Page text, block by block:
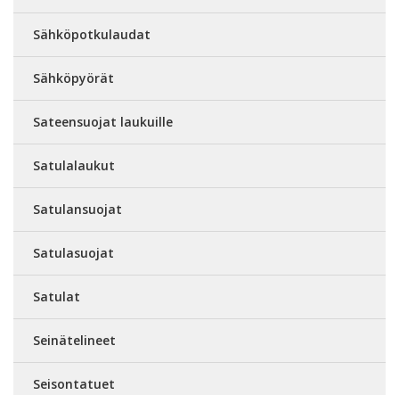
Sähköpotkulaudat
Sähköpyörät
Sateensuojat laukuille
Satulalaukut
Satulansuojat
Satulasuojat
Satulat
Seinätelineet
Seisontatuet